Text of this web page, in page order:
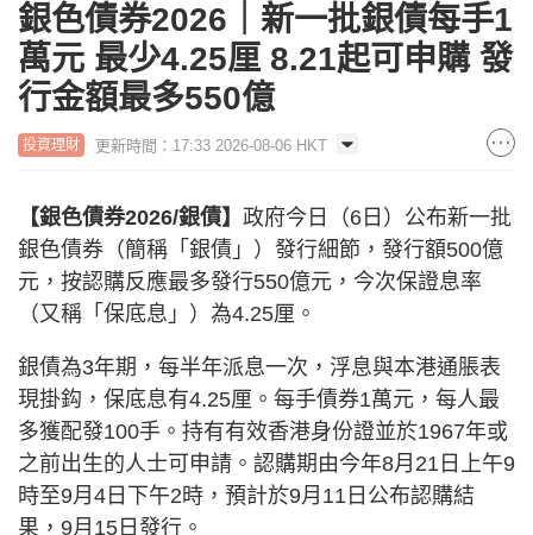
銀色債券2026｜新一批銀債每手1
萬元 最少4.25厘 8.21起可申購 發
行金額最多550億
投資理財 更新時間：17:33 2026-08-06 HKT
【銀色債券2026/銀債】 政府今日（6日）公布新一批
銀色債券（簡稱「銀債」）發行細節，發行額500億
元，按認購反應最多發行550億元，今次保證息率
（又稱「保底息」）為4.25厘。
銀債為3年期，每半年派息一次，浮息與本港通脹表
現掛鈎，保底息有4.25厘。每手債券1萬元，每人最
多獲配發100手。持有有效香港身份證並於1967年或
之前出生的人士可申請。認購期由今年8月21日上午9
時至9月4日下午2時，預計於9月11日公布認購結
果，9月15日發行。